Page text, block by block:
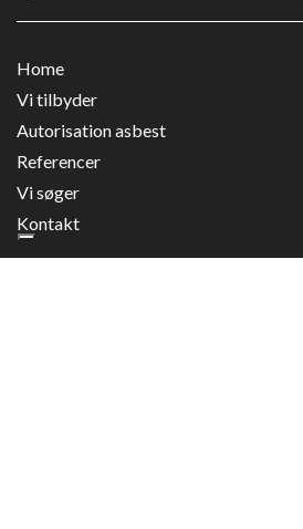
Home
Vi tilbyder
Autorisation asbest
Referencer
Vi søger
Kontakt
Copyright © 2026 - Køge Tømrerfirma A/S
Cookiepolitik